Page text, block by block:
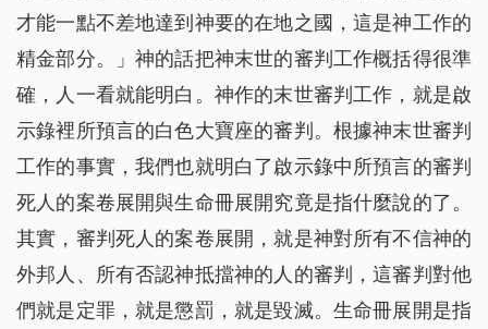
才能一點不差地達到神要的在地之國，這是神工作的
精金部分。
」神的話把神末世的審判工作概括得很準
確，人一看就能明白。神作的末世審判工作，就是啟
示錄裡所預言的白色大寶座的審判。根據神末世審判
工作的事實，我們也就明白了啟示錄中所預言的審判
死人的案卷展開與生命冊展開究竟是指什麼說的了。
其實，審判死人的案卷展開，就是神對所有不信神的
外邦人、所有否認神抵擋神的人的審判，這審判對他
們就是定罪，就是懲罰，就是毀滅。生命冊展開是指